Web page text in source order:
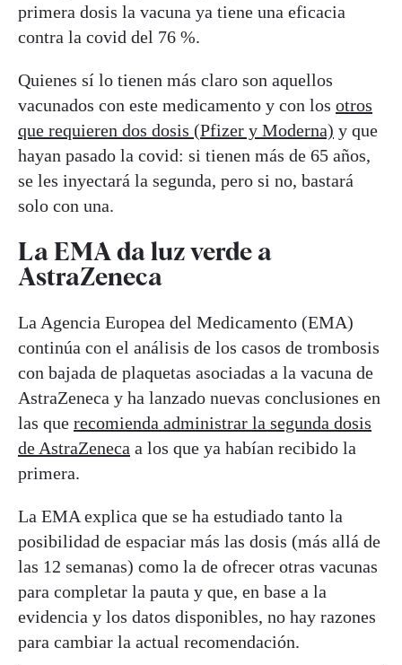
primera dosis la vacuna ya tiene una eficacia
contra la covid del 76 %.
Quienes sí lo tienen más claro son aquellos
vacunados con este medicamento y con los otros
que requieren dos dosis (Pfizer y Moderna) y que
hayan pasado la covid: si tienen más de 65 años,
se les inyectará la segunda, pero si no, bastará
solo con una.
La EMA da luz verde a
AstraZeneca
La Agencia Europea del Medicamento (EMA)
continúa con el análisis de los casos de trombosis
con bajada de plaquetas asociadas a la vacuna de
AstraZeneca y ha lanzado nuevas conclusiones en
las que recomienda administrar la segunda dosis
de AstraZeneca a los que ya habían recibido la
primera.
La EMA explica que se ha estudiado tanto la
posibilidad de espaciar más las dosis (más allá de
las 12 semanas) como la de ofrecer otras vacunas
para completar la pauta y que, en base a la
evidencia y los datos disponibles, no hay razones
para cambiar la actual recomendación.